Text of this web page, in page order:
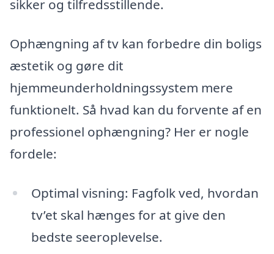
sikker og tilfredsstillende.
Ophængning af tv kan forbedre din boligs
æstetik og gøre dit
hjemmeunderholdningssystem mere
funktionelt. Så hvad kan du forvente af en
professionel ophængning? Her er nogle
fordele:
Optimal visning: Fagfolk ved, hvordan
tv’et skal hænges for at give den
bedste seeroplevelse.